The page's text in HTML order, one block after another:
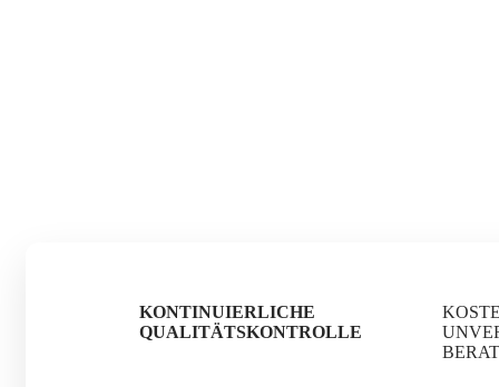
KONTINUIERLICHE
QUALITÄTSKONTROLLE